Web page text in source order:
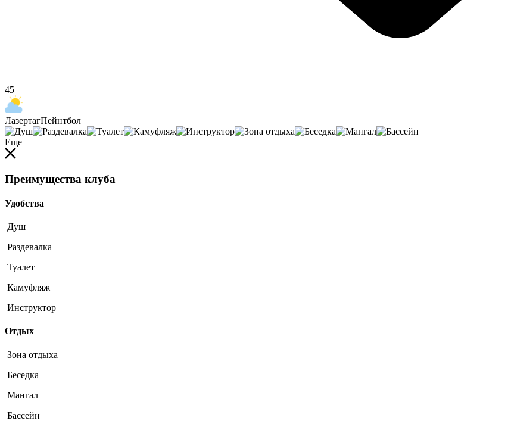
45
ЛазертагПейнтбол
Еще
Преимущества клуба
Удобства
Душ
Раздевалка
Туалет
Камуфляж
Инструктор
Отдых
Зона отдыха
Беседка
Мангал
Бассейн